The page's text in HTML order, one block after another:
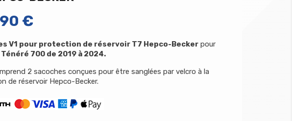
€
V1 pour protection de réservoir T7 Hepco-Becker pour
Ténéré 700 de 2019 à 2024.
2 sacoches conçues pour être sanglées par velcro à la
de réservoir Hepco-Becker.